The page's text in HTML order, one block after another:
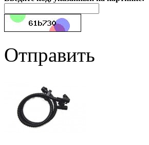
Отправить